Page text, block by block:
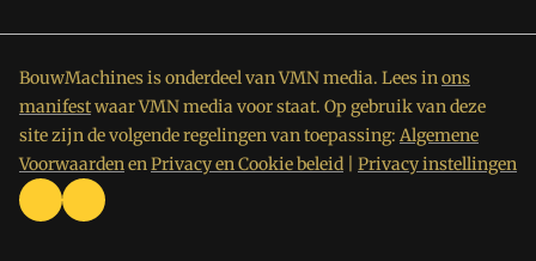
BouwMachines is onderdeel van VMN media. Lees in ons
manifestwaar VMN media voor staat. Op gebruik van deze
site zijn de volgende regelingen van toepassing: Algemene
Voorwaarden en Privacy en Cookie beleid Privacy instellingen